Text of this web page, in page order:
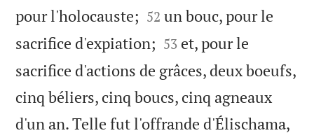
pour l'holocauste; 

52 un bouc, pour le
sacrifice d'expiation; 

53 et, pour le
sacrifice d'actions de grâces, deux boeufs,
cinq béliers, cinq boucs, cinq agneaux
d'un an. Telle fut l'offrande d'Élischama,